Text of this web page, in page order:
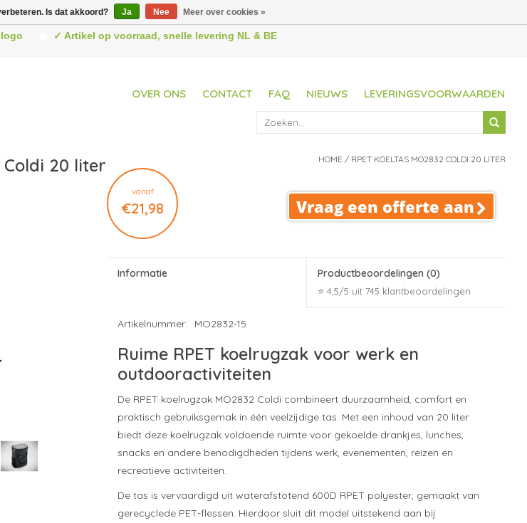
✓ Artikel op voorraad, snelle levering NL & BE
OVER ONS CONTACT FAQ NIEUWS LEVERINGSVOORWAARDEN
Coldi 20 liter HOME / RPET KOELTAS MO2832 COLDI 20 LITER
vanaf
€21,98 Vraag een offerte aan
Informatie Productbeoordelingen(0)
⭐ 4,5/5 uit 745 klantbeoordelingen
Artikelnummer: MO2832-15
Ruime RPET koelrugzak voor werk en
outdooractiviteiten
De RPET koelrugzak MO2832 Coldi combineert duurzaamheid, comfort en
praktisch gebruiksgemak in één veelzijdige tas. Met een inhoud van 20 liter
biedt deze koelrugzak voldoende ruimte voor gekoelde drankjes, lunches,
snacks en andere benodigdheden tijdens werk, evenementen, reizen en
recreatieve activiteiten.
De tas is vervaardigd uit waterafstotend 600D RPET polyester, gemaakt van
gerecyclede PET-flessen. Hierdoor sluit dit model uitstekend aan bij
Is dat akkoord? Ja Nee Meer over cookies »